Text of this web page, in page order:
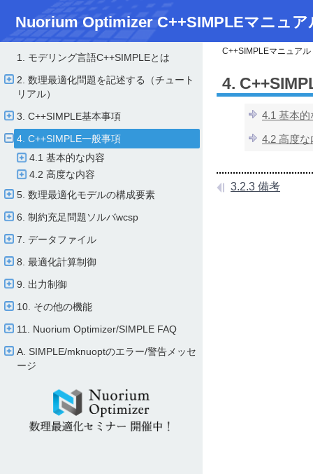
Nuorium Optimizer C++SIMPLEマニュア
1. モデリング言語C++SIMPLEとは
2. 数理最適化問題を記述する（チュート
リアル）
3. C++SIMPLE基本事項
4. C++SIMPLE一般事項
4.1 基本的な内容
4.2 高度な内容
5. 数理最適化モデルの構成要素
6. 制約充足問題ソルバwcsp
7. データファイル
8. 最適化計算制御
9. 出力制御
10. その他の機能
11. Nuorium Optimizer/​SIMPLE FAQ
A. SIMPLE/​mknuoptのエラー/​警告メッセ
ージ
C++SIMPLEマニュアル
4.
4.1 基本的
4.2 高度な
3.2.3 備考